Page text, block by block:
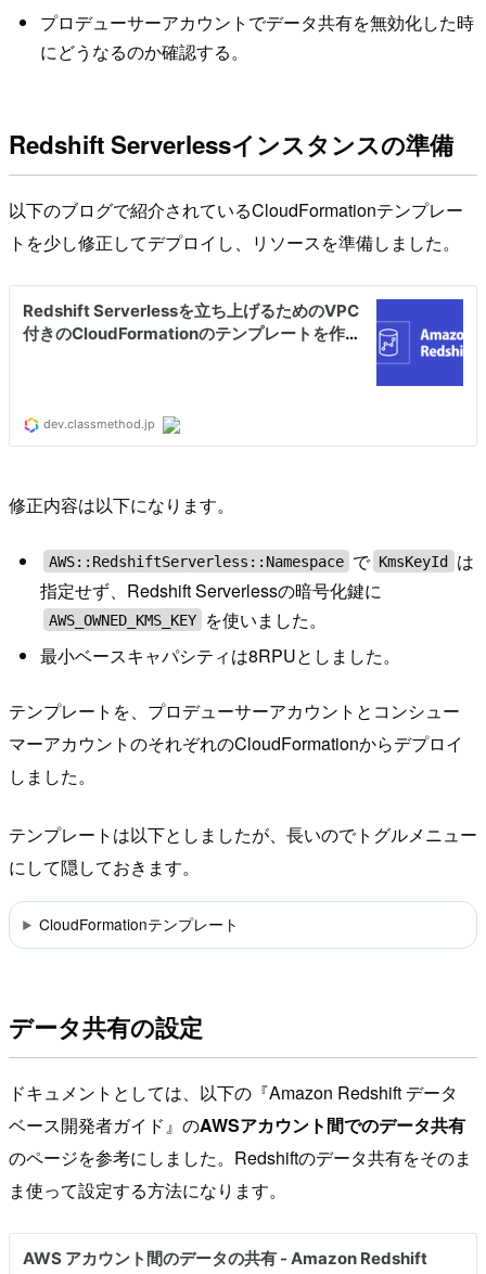
プロデューサーアカウントでデータ共有を無効化した時
にどうなるのか確認する。
Redshift Serverlessインスタンスの準備
以下のブログで紹介されているCloudFormationテンプレー
トを少し修正してデプロイし、リソースを準備しました。
修正内容は以下になります。
AWS::RedshiftServerless::Namespace で KmsKeyId
は
指定せず、Redshift Serverlessの暗号化鍵に
AWS_OWNED_KMS_KEY
を使いました。
最小ベースキャパシティは8RPUとしました。
テンプレートを、プロデューサーアカウントとコンシュー
マーアカウントのそれぞれのCloudFormationからデプロイ
しました。
テンプレートは以下としましたが、長いのでトグルメニュー
にして隠しておきます。
CloudFormationテンプレート
データ共有の設定
ドキュメントとしては、以下の『Amazon Redshift データ
ベース開発者ガイド』のAWSアカウント間でのデータ共有
のページを参考にしました。Redshiftのデータ共有をそのま
ま使って設定する方法になります。